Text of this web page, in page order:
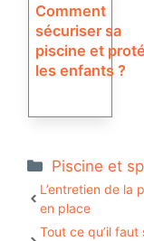
Comment
sécuriser sa
piscine et
les enfants ?
Catégories
Piscine et
L’entretien de la
en place
Tout ce qu’il